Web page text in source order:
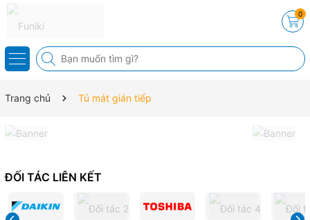
0
Trang chủ Tủ mát gián tiếp
ĐỐI TÁC LIÊN KẾT